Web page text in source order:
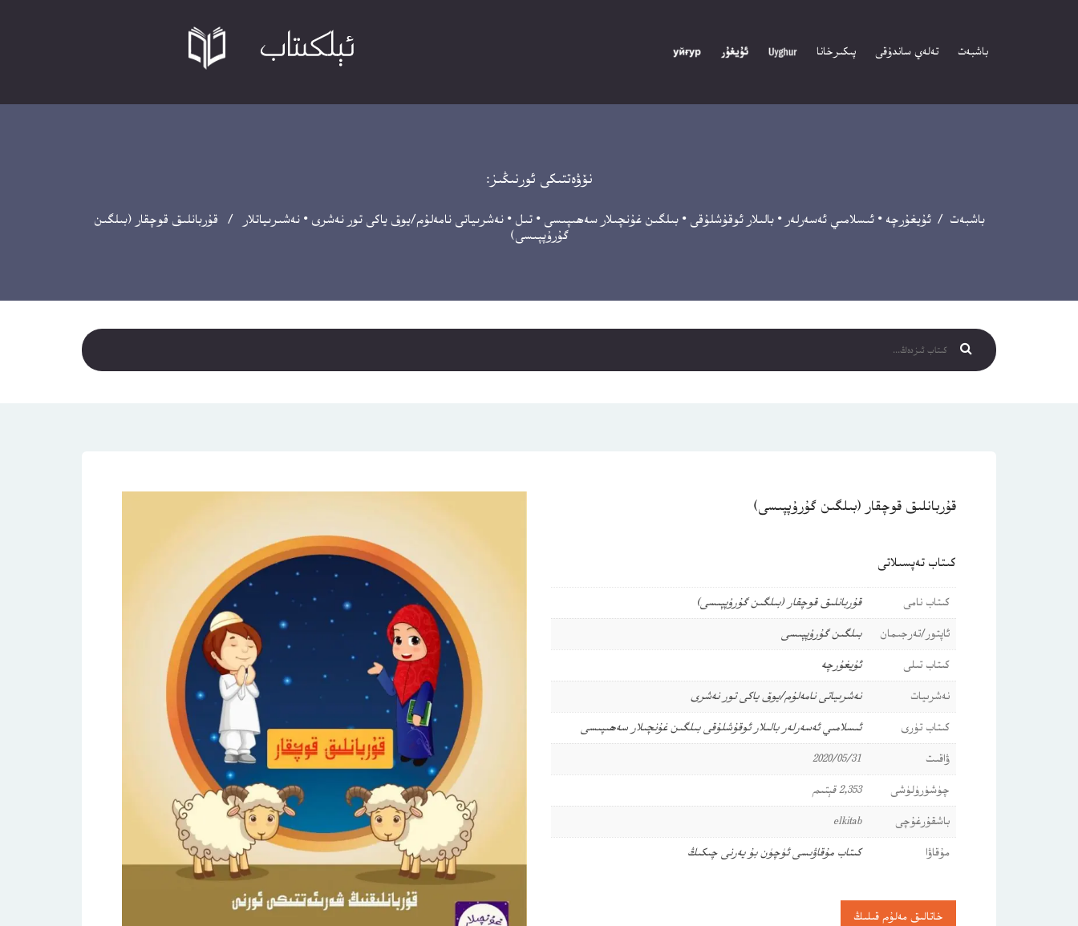
باشبەت تەلەي ساندۇقى پىكىرخانا
نۆۋەتتىكى ئورنىڭىز:
باشبەت /ئۇيغۇرچە •ئىسلامىي ئەسەرلەر •بالىلار ئوقۇشلۇقى •بىلگىن غۇنچىلار سەھىپىسى •تىل •نەشرىياتى نامەلۇم/يوق ياكى تور نەشرى •نەشىرىياتلار
/ قۇربانلىق قوچقار (بىلگىن
گۇرۇپپىسى)
قۇربانلىق قوچقار (بىلگىن گۇرۇپپىسى)
كىتاب تەپسىلاتى
كىتاب نامى
قۇربانلىق قوچقار (بىلگىن گۇرۇپپىسى)
ئاپتور/تەرجىمان
بىلگىن گۇرۇپپىسى
كىتاب تىلى
ئۇيغۇرچە
نەشرىيات
نەشرىياتى نامەلۇم/يوق ياكى تور نەشرى
كىتاب تۈرى
ئىسلامىي ئەسەرلەر بالىلار ئوقۇشلۇقى بىلگىن غۇنچىلار سەھىپىسى
ۋاقىت
2020/05/31
چۈشۈرۈلۈشى
2,353 قېتىم
باشقۇرغۇچى
elkitab
مۇقاۋا
كىتاب مۇقاۋىسى ئۈچۈن بۇ يەرنى چىكىڭ
خاتالىق مەلۇم قىلىڭ